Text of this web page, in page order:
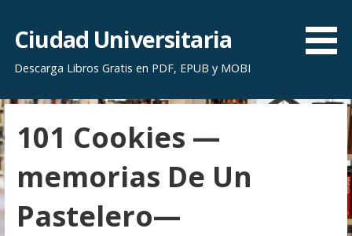
r
a
l
c
o
n
Ciudad Universitaria
Descarga Libros Gratis en PDF, EPUB y MOBI
101 Cookies —
memorias De Un
Pastelero—